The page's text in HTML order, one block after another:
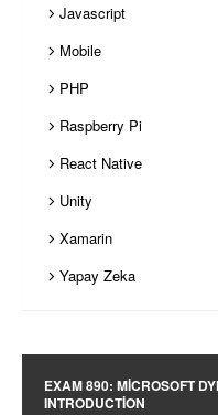
Javascript
Mobile
PHP
Raspberry Pi
React Native
Unity
Xamarin
Yapay Zeka
EXAM 890: MICROSOFT
INTRODUCTION